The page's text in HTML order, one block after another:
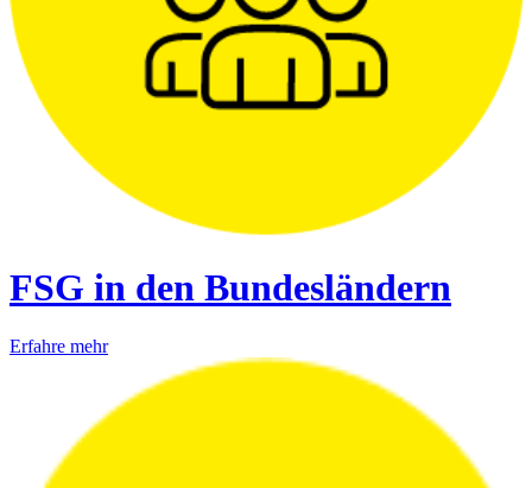
FSG in den Bundesländern
Erfahre mehr